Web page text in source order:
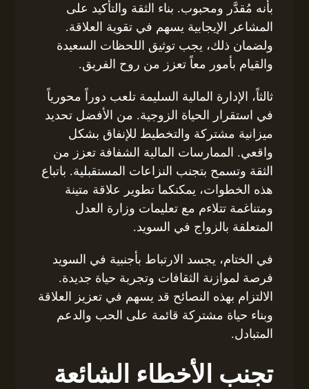
بأنه مُقدَّر ومحبوب. بناء الثقة والتأكيد على
المشاعر الإيجابية يسهم في تقوية العلاقة.
ولضمان ذلك، يجب توثيق اللحظات السعيدة
والقيام بأمور معاً تعزز من روح الفريق.
ثالثاً، الإدارة المالية السليمة تلعب دوراً محورياً
في استقرار الحياة الزوجية. من الأفضل تحديد
ميزانية مشتركة والتخطيط للإنفاق بشكل
واقعي. الممارسات المالية الشفافة تعزز من
الثقة وتسمح بتجنب النزاعات المستقبلية. باتباع
هذه الخطوات، يمكنكما تطوير علاقة متينة
ومتناغمة تتلاءم مع تعليمات وزارة العدل
المتعلقة بالزواج في السويد.
في الختام، يجسد الارتباط بأجنبية في السويد
فرصة لموازنة الثقافات وتجربة حياة جديدة.
الالتزام بهذه النصائح قد يسهم في تعزيز العلاقة
وبناء حياة مشتركة قائمة على الحب والدعم
المتبادل.
تجنب الأخطاء الشائعة